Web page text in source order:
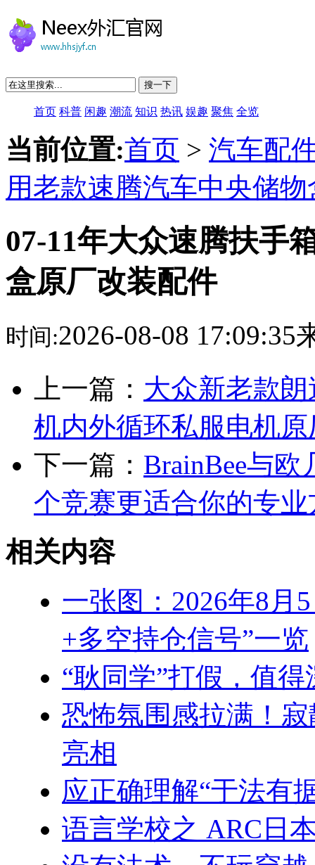
搜一下
首页 科普 闲趣 潮流 知识 热讯 娱趣 聚焦 全览
当前位置:首页 > 汽车配
用老款速腾汽车中央储
07-11年大众速腾扶手
盒原厂改装配件
时间:2026-08-08 17:09:35
上一篇： 大众新老款
机内外循环私服电机原
下一篇： BrainBee与
个竞赛更适合你的专业
相关内容
一张图：2026年8月
+多空持仓信号”一览
“耿同学”打假，值
恐怖氛围感拉满！
亮相
应正确理解“于法有
语言学校之 ARC日